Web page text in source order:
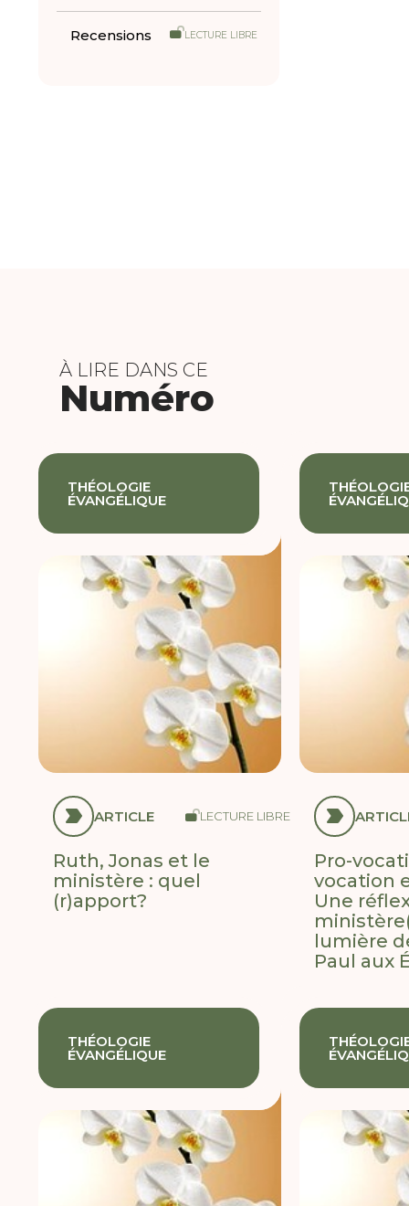
Recensions LECTURE LIBRE
À LIRE DANS CE
Numéro
THÉOLOGIE
ÉVANGÉLIQUE
ARTICLE LECTURE LIBRE
Ruth, Jonas et le
ministère : quel
(r)apport?
Pro-
vocation
Une
lumière
Paul aux
THÉOLOGIE
ÉVANGÉLIQUE